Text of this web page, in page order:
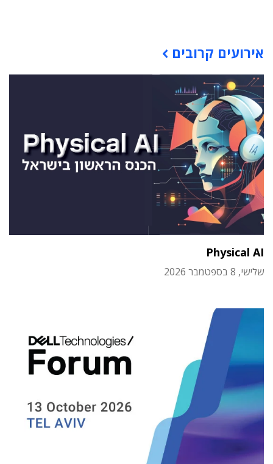
אירועים קרובים
Physical AI
שלישי, 8 בספטמבר 2026